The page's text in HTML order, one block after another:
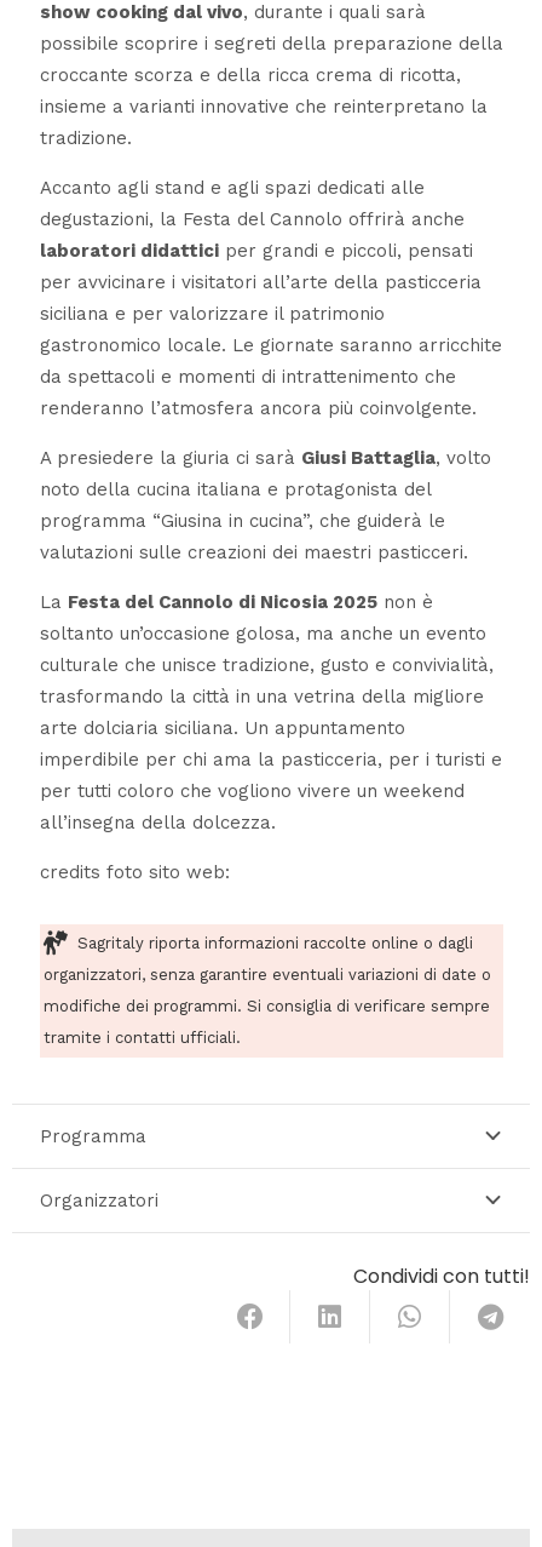
show cooking dal vivo, durante i quali sarà
possibile scoprire i segreti della preparazione della
croccante scorza e della ricca crema di ricotta,
insieme a varianti innovative che reinterpretano la
tradizione.
Accanto agli stand e agli spazi dedicati alle
degustazioni, la Festa del Cannolo offrirà anche
laboratori didatticiper grandi e piccoli, pensati
per avvicinare i visitatori all’arte della pasticceria
siciliana e per valorizzare il patrimonio
gastronomico locale. Le giornate saranno arricchite
da spettacoli e momenti di intrattenimento che
renderanno l’atmosfera ancora più coinvolgente.
A presiedere la giuria ci sarà Giusi Battaglia, volto
noto della cucina italiana e protagonista del
programma “Giusina in cucina”, che guiderà le
valutazioni sulle creazioni dei maestri pasticceri.
La Festa del Cannolo di Nicosia 2025non è
soltanto un’occasione golosa, ma anche un evento
culturale che unisce tradizione, gusto e convivialità,
trasformando la città in una vetrina della migliore
arte dolciaria siciliana. Un appuntamento
imperdibile per chi ama la pasticceria, per i turisti e
per tutti coloro che vogliono vivere un weekend
all’insegna della dolcezza.
credits foto sito web:
Sagritaly riporta informazioni raccolte online o dagli
organizzatori, senza garantire eventuali variazioni di date o
modifiche dei programmi. Si consiglia di verificare sempre
tramite i contatti ufficiali.
Programma
Organizzatori
Condividi con tutti!